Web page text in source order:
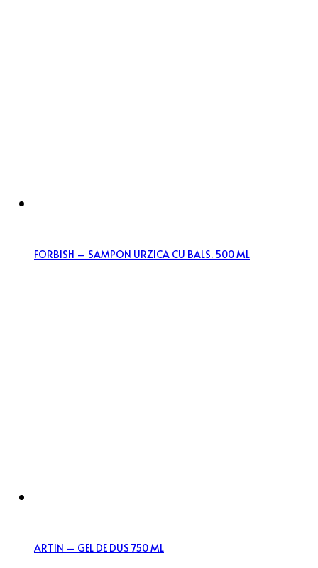
FORBISH – SAMPON URZICA CU BALS. 500 ML
ARTIN – GEL DE DUS 750 ML